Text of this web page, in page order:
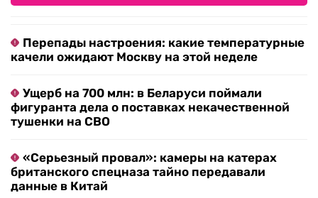
Перепады настроения: какие температурные
качели ожидают Москву на этой неделе
Ущерб на 700 млн: в Беларуси поймали
фигуранта дела о поставках некачественной
тушенки на СВО
«Серьезный провал»: камеры на катерах
британского спецназа тайно передавали
данные в Китай